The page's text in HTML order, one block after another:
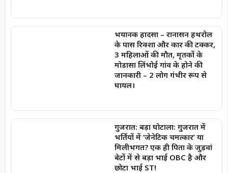
भयानक हादसा – रानासन हथरोल
के पास रिक्शा और कार की टक्कर,
3 महिलाओं की मौत, मृतकों के
मोडासा लिंभोई गांव के होने की
जानकारी – 2 लोग गंभीर रूप से
घायल।
गुजरात: बड़ा घोटाला: गुजरात में
भर्तियों में ‘जेनेटिक चमत्कार’ या
मिलीभगत? एक ही पिता के जुड़वां
बेटों में से बड़ा भाई OBC है और
छोटा भाई ST!